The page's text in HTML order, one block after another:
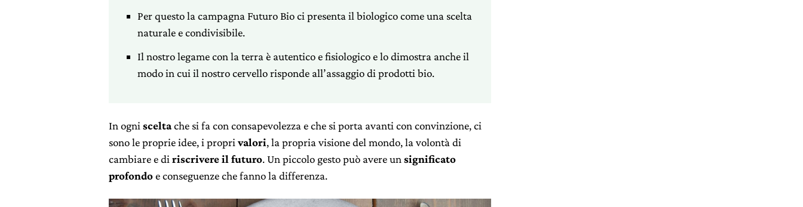
Per questo la campagna Futuro Bio ci presenta il biologico come una scelta
naturale e condivisibile.
Il nostro legame con la terra è autentico e fisiologico e lo dimostra anche il
modo in cui il nostro cervello risponde all’assaggio di prodotti bio.
In ogni sceltache si fa con consapevolezza e che si porta avanti con convinzione, ci
sono le proprie idee, i propri valori, la propria visione del mondo, la volontà di
cambiare e di riscrivere il futuro. Un piccolo gesto può avere un significato
profondoe conseguenze che fanno la differenza.